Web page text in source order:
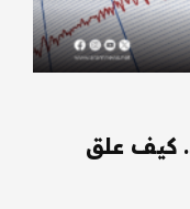
كيف علق